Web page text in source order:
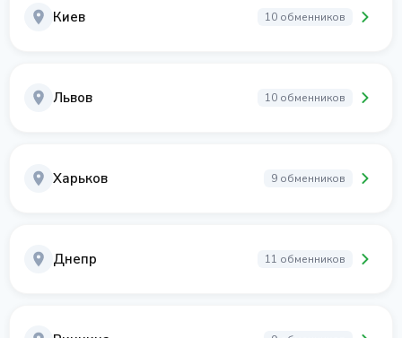
Киев 10 обменников
Львов 10 обменников
Харьков 9 обменников
Днепр 11 обменников